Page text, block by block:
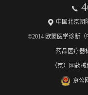
中国北京朝
©2014 欧蒙医学诊断（
药品医疗器
（京）网药
京公